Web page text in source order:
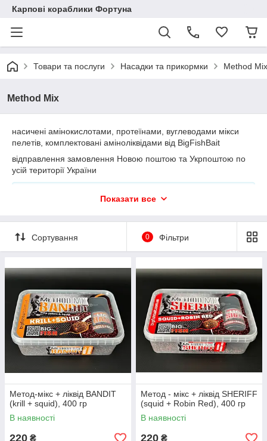
Карпові кораблики Фортуна
Товари та послуги Насадки та прикормки Method Mix
Method Mix
насичені амінокислотами, протеїнами, вуглеводами мікси
пелетів, комплектовані аміноліквідами від BigFishBait
відправлення замовлення Новою поштою та Укрпоштою по
усій території України
консультації проводимо за тел:+380 (95) 825-61-17
Показати все
Сортування 0 Фільтри
Метод-мікс + ліквід BANDIT
(krill + squid), 400 гр
В наявності
220 ₴
Метод - мікс + ліквід SHERIFF
(squid + Robin Red), 400 гр
В наявності
220 ₴